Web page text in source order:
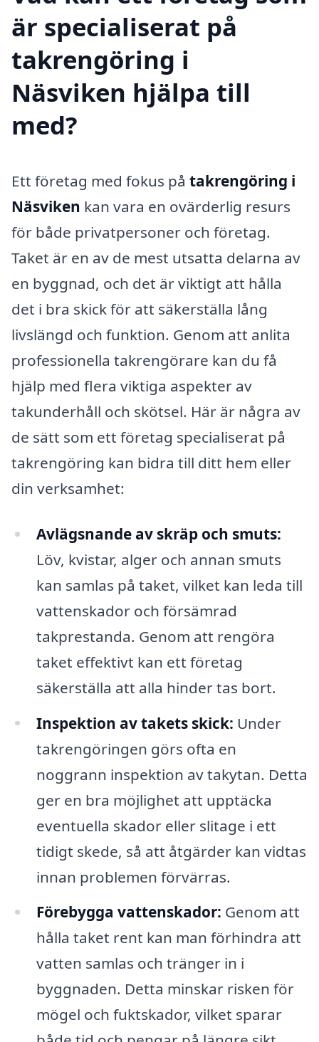
är specialiserat på
takrengöring i
Näsviken hjälpa till
med?
Ett företag med fokus på takrengöring i
Näsviken kan vara en ovärderlig resurs
för både privatpersoner och företag.
Taket är en av de mest utsatta delarna av
en byggnad, och det är viktigt att hålla
det i bra skick för att säkerställa lång
livslängd och funktion. Genom att anlita
professionella takrengörare kan du få
hjälp med flera viktiga aspekter av
takunderhåll och skötsel. Här är några av
de sätt som ett företag specialiserat på
takrengöring kan bidra till ditt hem eller
din verksamhet:
Avlägsnande av skräp och smuts:
Löv, kvistar, alger och annan smuts
kan samlas på taket, vilket kan leda till
vattenskador och försämrad
takprestanda. Genom att rengöra
taket effektivt kan ett företag
säkerställa att alla hinder tas bort.
Inspektion av takets skick: Under
takrengöringen görs ofta en
noggrann inspektion av takytan. Detta
ger en bra möjlighet att upptäcka
eventuella skador eller slitage i ett
tidigt skede, så att åtgärder kan vidtas
innan problemen förvärras.
Förebygga vattenskador: Genom att
hålla taket rent kan man förhindra att
vatten samlas och tränger in i
byggnaden. Detta minskar risken för
mögel och fuktskador, vilket sparar